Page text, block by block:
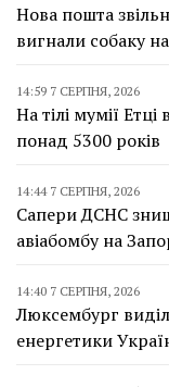
Нова пошта
вигнали собаку
14:59 7 СЕРПНЯ, 2026
На тілі мумії
понад 5300 років
14:44 7 СЕРПНЯ, 2026
Сапери ДСНС
авіабомбу на
14:40 7 СЕРПНЯ, 2026
Люксембург
енергетики